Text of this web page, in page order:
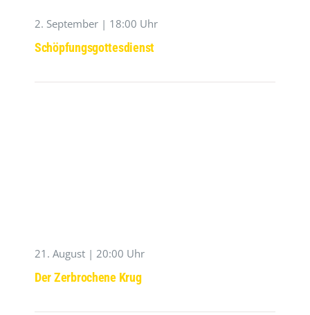
2. September | 18:00 Uhr
Schöpfungsgottesdienst
21. August | 20:00 Uhr
Der Zerbrochene Krug